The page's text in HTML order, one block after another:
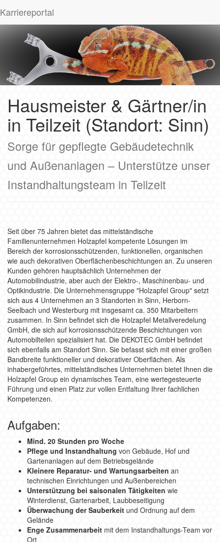
Karriereportal
Hausmeister & Gärtner/in
in Teilzeit (Standort: Sinn)
Sorge für gepflegte Gebäudetechnik
und Außenanlagen – Unterstütze unser
Instandhaltungsteam in Teilzeit
Seit über 75 Jahren bietet das mittelständische
Familienunternehmen Holzapfel kompetente Lösungen im
Bereich der korrosionsschützenden, funktionellen, organischen
wie auch dekorativen Oberflächenbeschichtungen an. Zu unseren
Kunden gehören hauptsächlich Unternehmen der
Automobilindustrie, aber auch der Elektro-, Maschinenbau- und
Optikindustrie. Die Unternehmensgruppe "Holzapfel Group" setzt
sich aus 4 Unternehmen an 3 Standorten in Sinn, Herborn-
Seelbach und Westerburg mit insgesamt ca. 350 Mitarbeitern
zusammen. In Sinn befindet sich die Holzapfel Metallveredelung
GmbH, die sich auf korrosionsschützende Beschichtungen von
Automobilteilen spezialisiert hat. Die DEKOTEC GmbH befindet
sich ebenfalls am Standort Sinn. Sie befasst sich mit einer großen
Bandbreite funktioneller und dekorativer Oberflächen. Als
inhabergeführtes, mittelständisches Unternehmen bietet Ihnen die
Holzapfel Group ein dynamisches Team, eine wertegesteuerte
Führung und einen Platz zur vollen Entfaltung Ihrer fachlichen
Kompetenzen.
Aufgaben:
Mind. 20 Stunden pro Woche
Pflege und Instandhaltung von Gebäude, Hof und
Gartenanlagen auf dem Betriebsgelände
Kleinere Reparatur- und Wartungsarbeiten an
technischen Einrichtungen und Außenbereichen
Unterstützung bei saisonalen Tätigkeiten wie
Winterdienst, Gartenarbeit, Laubbeseitigung
Überwachung der Sauberkeit und Ordnung auf dem
Gelände
Enge Zusammenarbeit mit dem Instandhaltungs-Team vor
Ort